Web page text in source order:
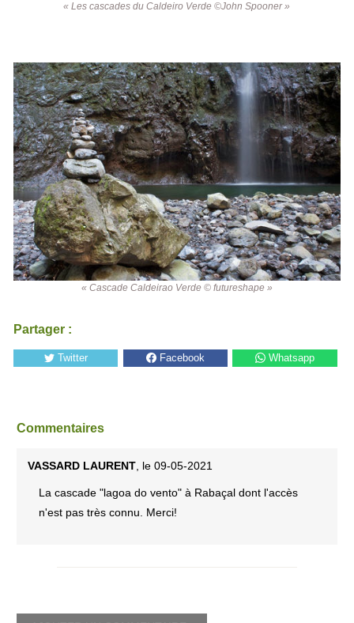
« Les cascades du Caldeiro Verde ©John Spooner »
« Cascade Caldeirao Verde © futureshape »
Partager :
Twitter Facebook Whatsapp
Commentaires
VASSARD LAURENT, le 09-05-2021
La cascade "lagoa do vento" à Rabaçal dont l'accès
n'est pas très connu. Merci!